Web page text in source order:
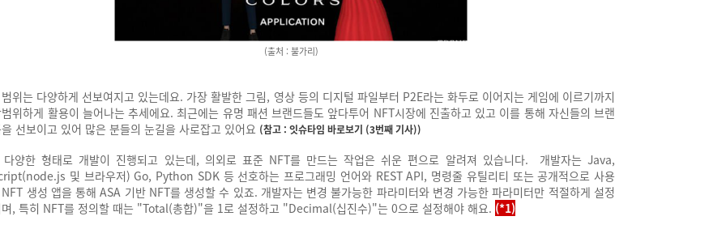
(출처 : 불가리)
위는 다양하게 선보여지고 있는데요. 가장 활발한 그림, 영상 등의 디지털 파일부터 P2E라는 화두로 이어지는 게임에 이르기까지
위하게 활용이 늘어나는 추세에요. 최근에는 유명 패션 브랜드들도 앞다투어 NFT시장에 진출하고 있고 이를 통해 자신들의 브랜
선보이고 있어 많은 분들의 눈길을 사로잡고 있어요 (참고 : 잇슈타임 바로보기 (3번째 기사))
다양한 형태로 개발이 진행되고 있는데, 의외로 표준 NFT를 만드는 작업은 쉬운 편으로 알려져 있습니다. 개발자는 Java,
및 브라우저) Go, Python SDK 등 선호하는 프로그래밍 언어와 REST API, 명령줄 유틸리티 또는 공개적으로 사용
생성 앱을 통해 ASA 기반 NFT를 생성할 수 있죠. 개발자는 변경 불가능한 파라미터와 변경 가능한 파라미터만 적절하게 설정
, 특히 NFT를 정의할 때는 "Total(총합)"을 1로 설정하고 "Decimal(십진수)"는 0으로 설정해야 해요. (*1)